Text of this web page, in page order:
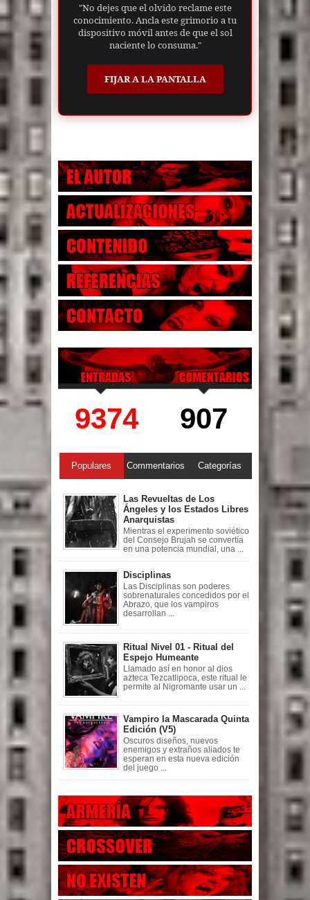
"No dejes que el olvido reclame este
conocimiento. Ancla este grimorio a tu
dispositivo móvil antes de que el sol
naciente lo consuma."
FIJAR A LA PANTALLA
9374 907
Populares Commentarios Categorías
Las Revueltas de Los
Ángeles y los Estados Libres
Anarquistas
Mientras el experimento soviético
del Consejo Brujah se convertía
en una potencia mundial, una ...
Disciplinas
Las Disciplinas son poderes
sobrenaturales concedidos por el
Abrazo, que los vampiros
desarrollan ...
Ritual Nivel 01 - Ritual del
Espejo Humeante
Llamado así en honor al dios
azteca Tezcatlipoca, este ritual le
permite al Nigromante usar un ...
Vampiro la Mascarada Quinta
Edición (V5)
Oscuros diseños, nuevos
enemigos y extraños aliados te
esperan en esta nueva edición
del juego ...